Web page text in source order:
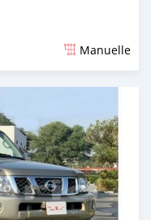
Manuelle